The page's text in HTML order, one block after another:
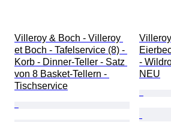
Villeroy & Boch - Villeroy
et Boch - Tafelservice (8) -
Korb - Dinner-Teller - Satz
von 8 Basket-Tellern -
Tischservice
-
NEU